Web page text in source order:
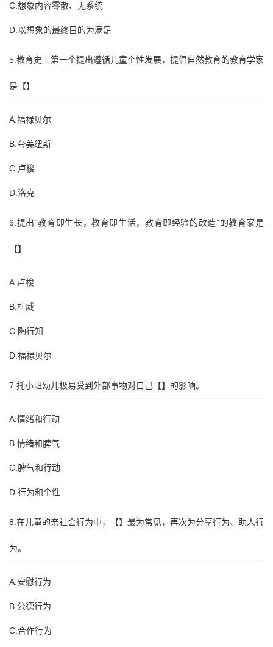
C.想象内容零散、无系统
D.以想象的最终目的为满足
5.教育史上第一个提出遵循儿童个性发展，提倡自然教育的教育学家
是【】
A.福禄贝尔
B.夸美纽斯
C.卢梭
D.洛克
6.提出“教育即生长，教育即生活，教育即经验的改造”的教育家是
【】
A.卢梭
B.杜威
C.陶行知
D.福禄贝尔
7.托小班幼儿极易受到外部事物对自己【】的影响。
A.情绪和行动
B.情绪和脾气
C.脾气和行动
D.行为和个性
8.在儿童的亲社会行为中，【】最为常见，再次为分享行为、助人行
为。
A.安慰行为
B.公德行为
C.合作行为